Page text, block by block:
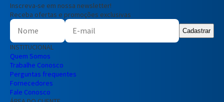
Inscreva-se em nossa newsletter!
Receba ofertas e promoções exclusivas
Cadastrar
INSTITUCIONAL
Quem Somos
Trabalhe Conosco
Perguntas frequentes
Fornecedores
Fale Conosco